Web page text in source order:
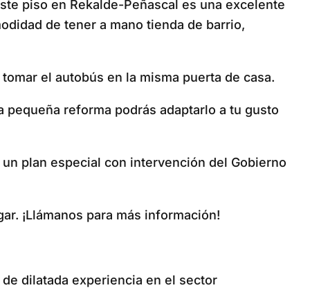
piso en Rekalde-Peñascal es una excelente
de tener a mano tienda de barrio,
el autobús en la misma puerta de casa.
reforma podrás adaptarlo a tu gusto
plan especial con intervención del Gobierno
¡Llámanos para más información!
dilatada experiencia en el sector